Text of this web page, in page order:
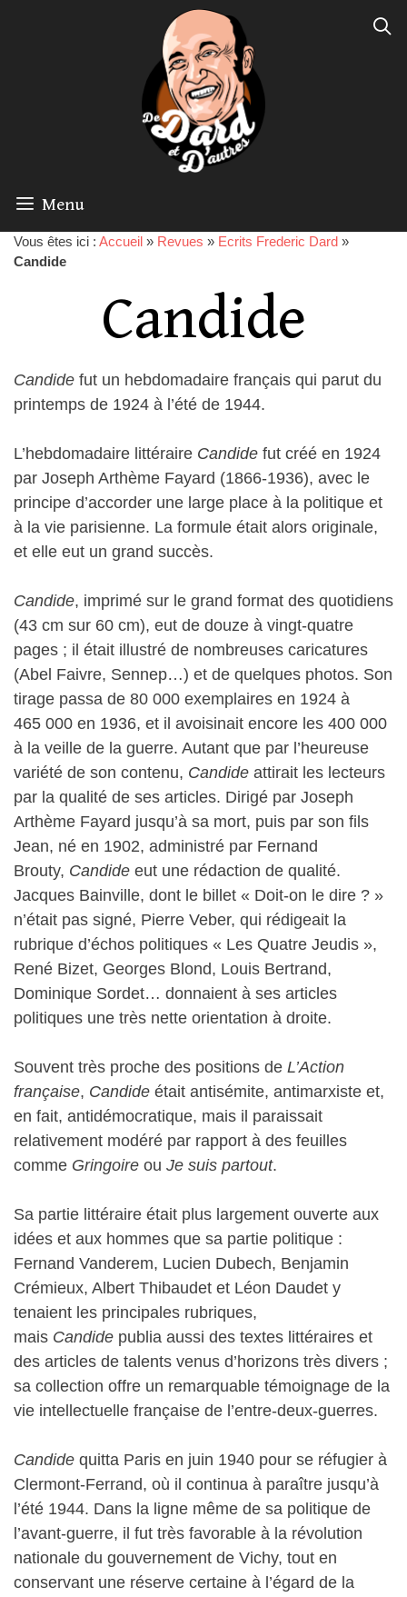
Menu
Vous êtes ici : Accueil » Revues » Ecrits Frederic Dard »
Candide
Candide
Candide fut un hebdomadaire français qui parut du
printemps de 1924 à l’été de 1944.
L’hebdomadaire littéraire Candide fut créé en 1924
par Joseph Arthème Fayard (1866-1936), avec le
principe d’accorder une large place à la politique et
à la vie parisienne. La formule était alors originale,
et elle eut un grand succès.
Candide, imprimé sur le grand format des quotidiens
(43 cm sur 60 cm), eut de douze à vingt-quatre
pages ; il était illustré de nombreuses caricatures
(Abel Faivre, Sennep…) et de quelques photos. Son
tirage passa de 80 000 exemplaires en 1924 à
465 000 en 1936, et il avoisinait encore les 400 000
à la veille de la guerre. Autant que par l’heureuse
variété de son contenu, Candide attirait les lecteurs
par la qualité de ses articles. Dirigé par Joseph
Arthème Fayard jusqu’à sa mort, puis par son fils
Jean, né en 1902, administré par Fernand
Brouty, Candide eut une rédaction de qualité.
Jacques Bainville, dont le billet « Doit-on le dire ? »
n’était pas signé, Pierre Veber, qui rédigeait la
rubrique d’échos politiques « Les Quatre Jeudis »,
René Bizet, Georges Blond, Louis Bertrand,
Dominique Sordet… donnaient à ses articles
politiques une très nette orientation à droite.
Souvent très proche des positions de L’Action
française, Candide était antisémite, antimarxiste et,
en fait, antidémocratique, mais il paraissait
relativement modéré par rapport à des feuilles
comme Gringoire ou Je suis partout.
Sa partie littéraire était plus largement ouverte aux
idées et aux hommes que sa partie politique :
Fernand Vanderem, Lucien Dubech, Benjamin
Crémieux, Albert Thibaudet et Léon Daudet y
tenaient les principales rubriques,
mais Candide publia aussi des textes littéraires et
des articles de talents venus d’horizons très divers ;
sa collection offre un remarquable témoignage de la
vie intellectuelle française de l’entre-deux-guerres.
Candide quitta Paris en juin 1940 pour se réfugier à
Clermont-Ferrand, où il continua à paraître jusqu’à
l’été 1944. Dans la ligne même de sa politique de
l’avant-guerre, il fut très favorable à la révolution
nationale du gouvernement de Vichy, tout en
conservant une réserve certaine à l’égard de la